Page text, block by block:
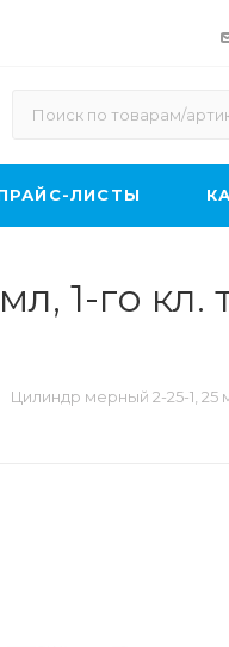
ЛИСТЫ
1-го кл.
Цилиндр мерный 2-25-1, 25